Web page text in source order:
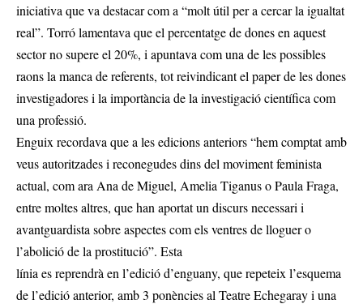
iniciativa que va destacar com a “molt útil per a cercar la igualtat
real”. Torró lamentava que el percentatge de dones en aquest
sector no supere el 20%, i apuntava com una de les possibles
raons la manca de referents, tot reivindicant el paper de les dones
investigadores i la importància de la investigació científica com
una professió.
Enguix recordava que a les edicions anteriors “hem comptat amb
veus autoritzades i reconegudes dins del moviment feminista
actual, com ara Ana de Miguel, Amelia Tiganus o Paula Fraga,
entre moltes altres, que han aportat un discurs necessari i
avantguardista sobre aspectes com els ventres de lloguer o
l’abolició de la prostitució”. Esta
línia es reprendrà en l’edició d’enguany, que repeteix l’esquema
de l’edició anterior, amb 3 ponències al Teatre Echegaray i una